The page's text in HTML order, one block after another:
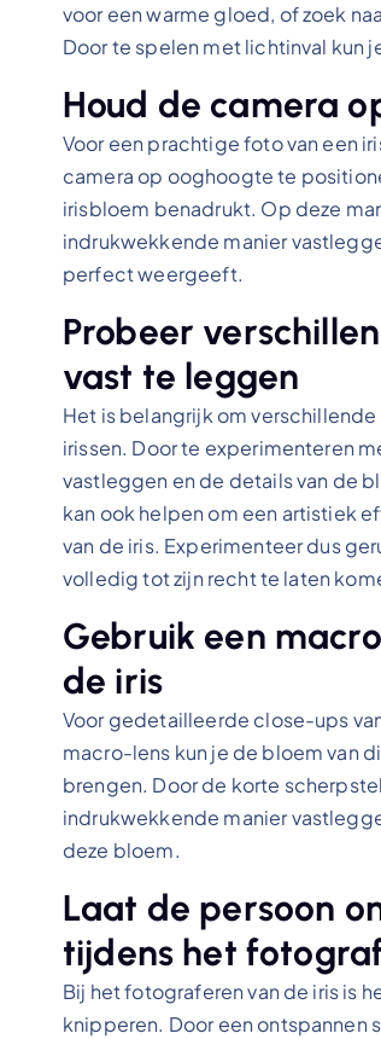
voor een warme gloed, of zoek
Door te spelen met lichtinval kun
Houd de camera
Voor een prachtige foto van een
camera op ooghoogte te
irisbloem benadrukt. Op deze
indrukwekkende manier
perfect weergeeft.
Probeer
vast te leggen
Het is belangrijk om
irissen. Door te experimenteren
vastleggen en de details van de
kan ook helpen om een artistiek
van de iris. Experimenteer dus
volledig tot zijn recht te laten
Gebruik een
de iris
Voor gedetailleerde close-ups
macro-lens kun je de bloem van
brengen. Door de korte
indrukwekkende manier
deze bloem.
Laat de persoon
tijdens het
Bij het fotograferen van de iris is
knipperen. Door een ontspannen